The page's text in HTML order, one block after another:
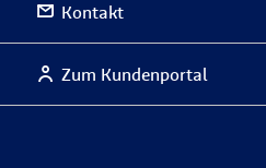
Kontakt
Zum Kundenportal